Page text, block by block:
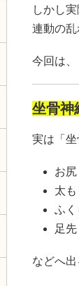
しかし
連動の乱
今回は、
坐骨神
実は「坐
お尻
太も
ふ
足先
などへ出